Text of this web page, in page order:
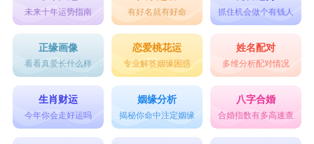
未来十年运势指南 有好名就有好命 抓住机会做个有钱人
正缘画像
看看真爱长什么样
恋爱桃花运
专业解答姻缘困惑
姓名配对
多维分析配对情况
生肖财运
今年你会走好运吗
姻缘分析
揭秘你命中注定姻缘
八字合婚
合婚指数有多高速查